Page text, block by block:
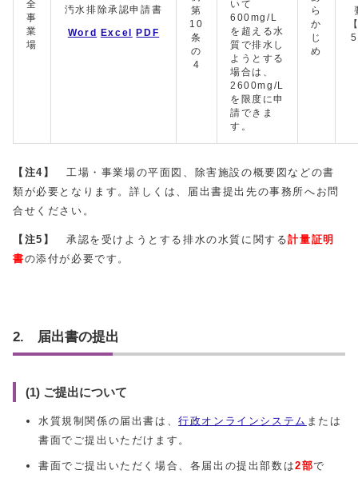
全
事
業
場
汚水排除承認申請書
Word Excel PDF
第
10
条
の
4
いて
600mg/L
を超える水
質で排水し
ようとする
場合は、
2600mg/L
を限度に申
請できま
す。
ら
か
じ
め
【注4】 工場・事業場の平面図、除害施設の概要図などの書
類が必要となります。詳しくは、届出書提出先の事務所へお問
合せください。
【注5】 承認を受けようとする排水の水質に関する計量証明
書の添付が必要です。
2. 届出書の提出
(1) ご提出について
水質規制関係の届出書は、行政オンラインシステム または
書面でご提出いただけます。
書面でご提出いただく場合、各届出の提出部数は2部で